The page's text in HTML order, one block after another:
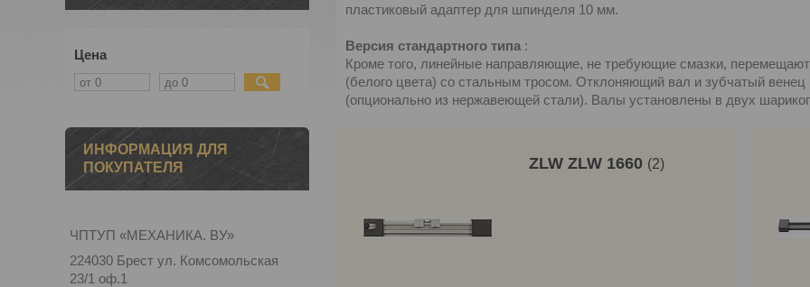
пластиковый адаптер для шпинделя 10 мм.
Версия стандартного типа :
Кроме того, линейные направляющие, не требующие смазки,
(белого цвета) со стальным тросом. Отклоняющий вал и зубчатый
(опционально из нержавеющей стали). Валы установлены в двух
ZLW ZLW 1660 2
Цена
ИНФОРМАЦИЯ ДЛЯ
ПОКУПАТЕЛЯ
ЧПТУП «МЕХАНИКА. ВУ»
224030 Брест ул. Комсомольская
23/1 оф.1